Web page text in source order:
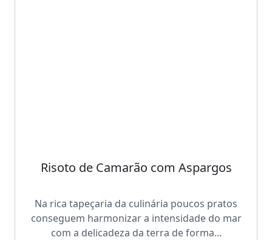
Risoto de Camarão com Aspargos
Na rica tapeçaria da culinária poucos pratos
conseguem harmonizar a intensidade do mar
com a delicadeza da terra de forma...